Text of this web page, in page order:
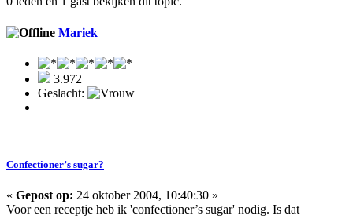
Mariek
3.972
Geslacht:
Confectioner’s sugar?
« Gepost op: 24 oktober 2004, 10:40:30 »
Voor een receptje heb ik 'confectioner’s sugar' nodig. Is dat